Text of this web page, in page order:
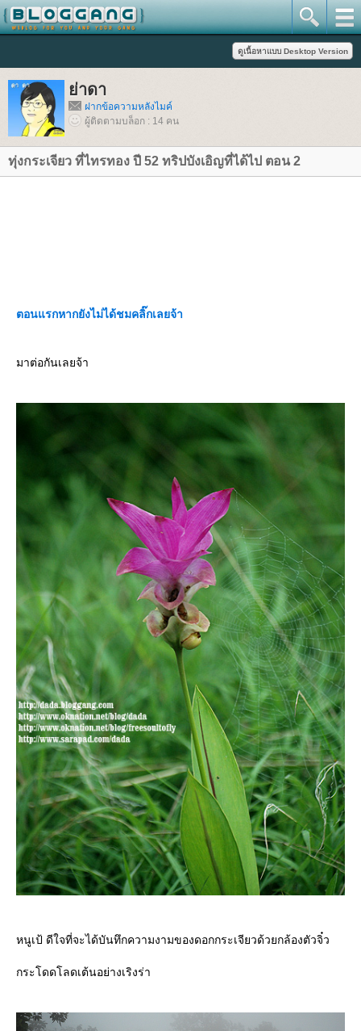
่าดา
ฝากข้อความหลังไมค์
ผู้ติดตามบล็อก : 14 คน
ทุ่งกระเจียว ที่ไทรทอง ปี 52 ทริปบังเอิญที่ได้ไป ตอน 2
ตอนแรกหากยังไม่ได้ชมคลิ๊กเลยจ้า
มาต่อกันเลยจ้า
หนูเป้ ดีใจที่จะได้บันทึกความงามของดอกกระเจียวด้วยกล้องตัวจิ๋ว
กระโดดโลดเต้นอย่างเริงร่า